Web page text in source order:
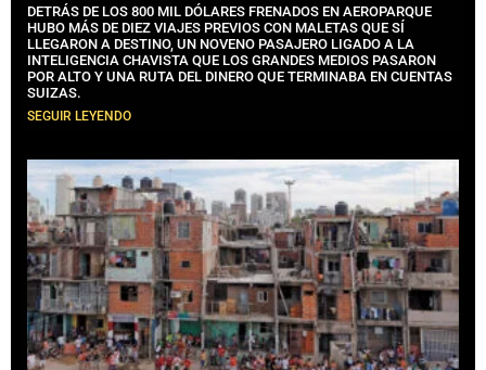
DETRÁS DE LOS 800 MIL DÓLARES FRENADOS EN AEROPARQUE
HUBO MÁS DE DIEZ VIAJES PREVIOS CON MALETAS QUE SÍ
LLEGARON A DESTINO, UN NOVENO PASAJERO LIGADO A LA
INTELIGENCIA CHAVISTA QUE LOS GRANDES MEDIOS PASARON
POR ALTO Y UNA RUTA DEL DINERO QUE TERMINABA EN CUENTAS
SUIZAS.
SEGUIR LEYENDO